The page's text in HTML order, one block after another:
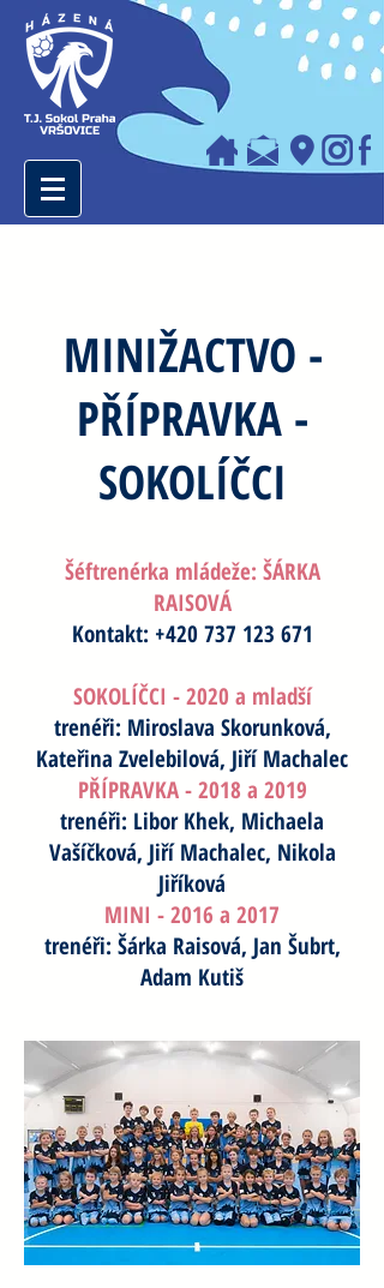
MINIŽACTVO -
PŘÍPRAVKA -
SOKOLÍČCI
Šéftrenérka mládeže: ŠÁRKA
RAISOVÁ
Kontakt: +420 737 123 671
SOKOLÍČCI - 2020 a mladší
trenéři: Miroslava Skorunková,
Kateřina Zvelebilová, Jiří Machalec
PŘÍPRAVKA - 2018 a 2019
trenéři: Libor Khek, Michaela
Vašíčková, Jiří Machalec, Nikola
Jiříková
MINI - 2016 a 2017
trenéři: Šárka Raisová, Jan Šubrt,
Adam Kutiš